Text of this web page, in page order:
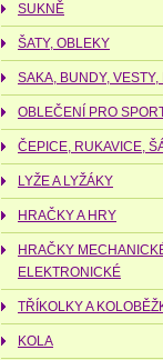
SUKNĚ
ŠATY, OBLEKY
SAKA, BUNDY, VESTY,
OBLEČENÍ PRO
ČEPICE, RUKAVICE,
LYŽE A LYŽÁKY
HRAČKY A HRY
HRAČKY
ELEKTRONICKÉ
TŘÍKOLKY A
KOLA